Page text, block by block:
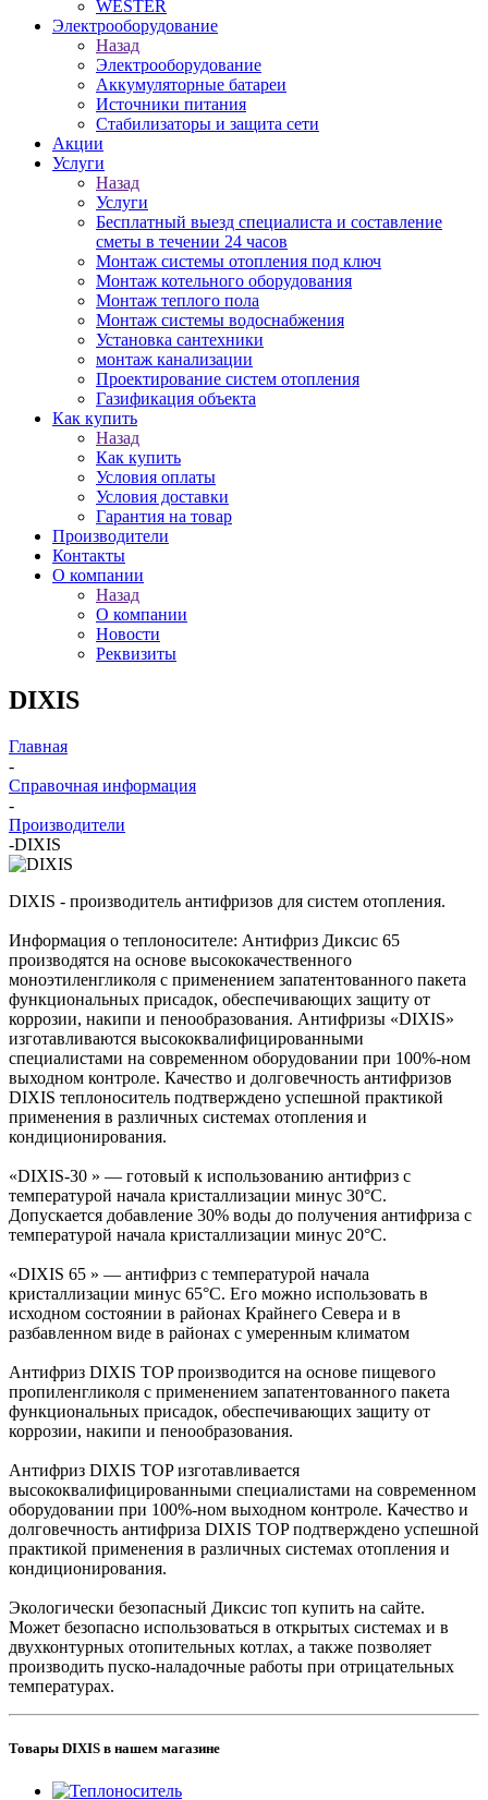
WESTER
Электрооборудование
Назад
Электрооборудование
Аккумуляторные батареи
Источники питания
Стабилизаторы и защита сети
Акции
Услуги
Назад
Услуги
Бесплатный выезд специалиста и составление
сметы в течении 24 часов
Монтаж системы отопления под ключ
Монтаж котельного оборудования
Монтаж теплого пола
Монтаж системы водоснабжения
Установка сантехники
монтаж канализации
Проектирование систем отопления
Газификация объекта
Как купить
Назад
Как купить
Условия оплаты
Условия доставки
Гарантия на товар
Производители
Контакты
О компании
Назад
О компании
Новости
Реквизиты
DIXIS
Главная
-
Справочная информация
-
Производители
-DIXIS
DIXIS - производитель антифризов для систем отопления.
Информация о теплоносителе: Антифриз Диксис 65
производятся на основе высококачественного
моноэтиленгликоля с применением запатентованного пакета
функциональных присадок, обеспечивающих защиту от
коррозии, накипи и пенообразования. Антифризы «DIXIS»
изготавливаются высококвалифицированными
специалистами на современном оборудовании при 100%-ном
выходном контроле. Качество и долговечность антифризов
DIXIS теплоноситель подтверждено успешной практикой
применения в различных системах отопления и
кондиционирования.
«DIXIS-30 » — готовый к использованию антифриз с
температурой начала кристаллизации минус 30°C.
Допускается добавление 30% воды до получения антифриза с
температурой начала кристаллизации минус 20°C.
«DIXIS 65 » — антифриз с температурой начала
кристаллизации минус 65°C. Его можно использовать в
исходном состоянии в районах Крайнего Севера и в
разбавленном виде в районах с умеренным климатом
Антифриз DIXIS TOP производится на основе пищевого
пропиленгликоля с применением запатентованного пакета
функциональных присадок, обеспечивающих защиту от
коррозии, накипи и пенообразования.
Антифриз DIXIS TOP изготавливается
высококвалифицированными специалистами на современном
оборудовании при 100%-ном выходном контроле. Качество и
долговечность антифриза DIXIS TOP подтверждено успешной
практикой применения в различных системах отопления и
кондиционирования.
Экологически безопасный Диксис топ купить на сайте.
Может безопасно использоваться в открытых системах и в
двухконтурных отопительных котлах, а также позволяет
производить пуско-наладочные работы при отрицательных
температурах.
Товары DIXIS в нашем магазине